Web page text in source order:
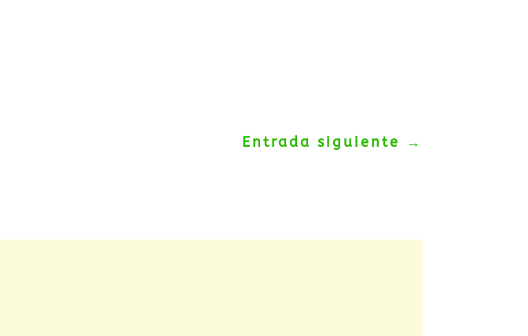
Entrada siguiente →